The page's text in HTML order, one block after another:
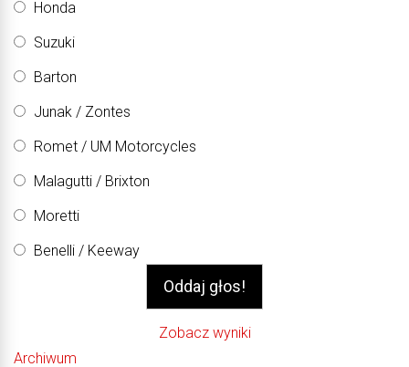
Honda
Suzuki
Barton
Junak / Zontes
Romet / UM Motorcycles
Malagutti / Brixton
Moretti
Benelli / Keeway
Zobacz wyniki
Archiwum